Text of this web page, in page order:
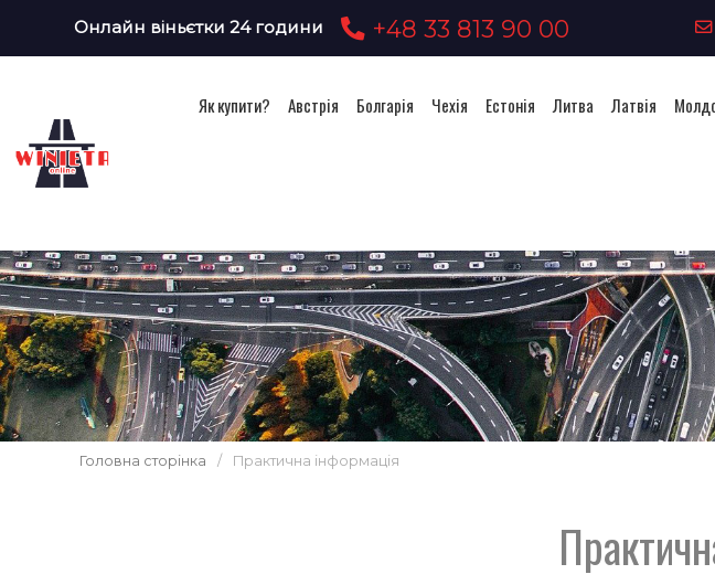
Онлайн віньєтки 24 години +48 33 813 90 00
Як купити? Австрія Болгарія Чехія Естонія Литва Латвія
Головна сторінка / Практична інформація